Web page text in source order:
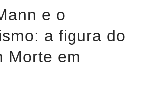
e o
a figura do
Morte em